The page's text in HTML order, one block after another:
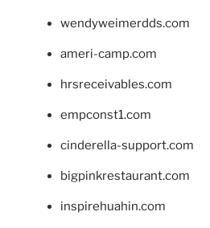
wendyweimerdds.com
ameri-camp.com
hrsreceivables.com
empconst1.com
cinderella-support.com
bigpinkrestaurant.com
inspirehuahin.com